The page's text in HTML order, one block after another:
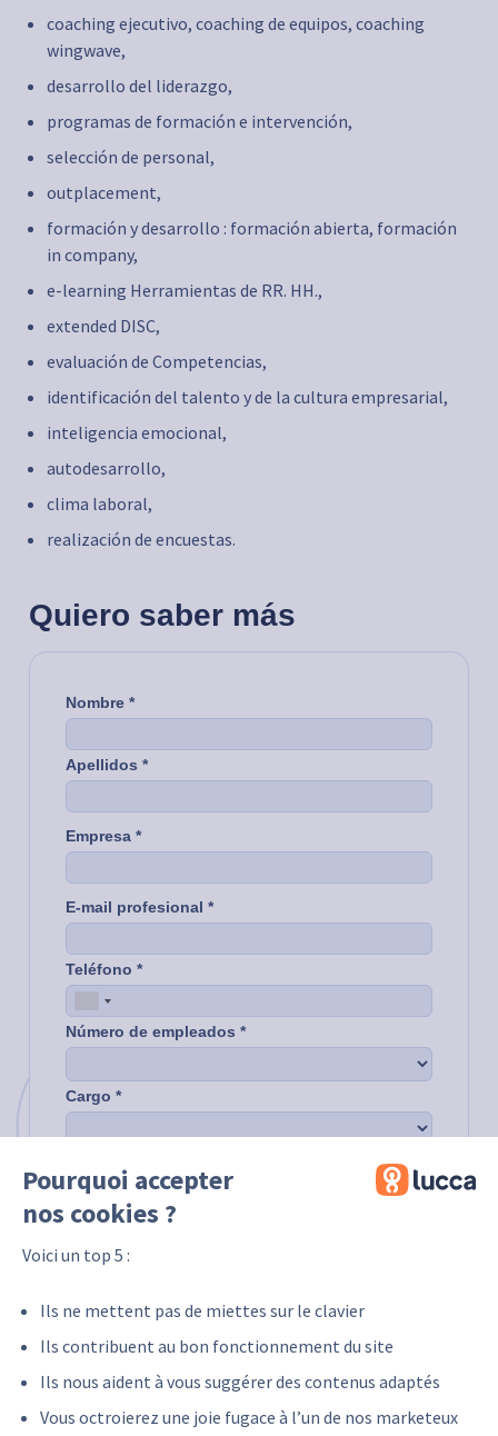
Pourquoi accepter
nos cookies ?
Voici un top 5 :
Ils ne mettent pas de miettes sur le clavier
Ils contribuent au bon fonctionnement du site
Ils nous aident à vous suggérer des contenus adaptés
Vous octroierez une joie fugace à l’un de nos marketeux
coaching ejecutivo, coaching de equipos, coaching
wingwave,
desarrollo del liderazgo,
programas de formación e intervención,
selección de personal,
outplacement,
formación y desarrollo : formación abierta, formación
in company,
e-learning Herramientas de RR. HH.,
extended DISC,
evaluación de Competencias,
identificación del talento y de la cultura empresarial,
inteligencia emocional,
autodesarrollo,
clima laboral,
realización de encuestas.
Quiero saber más